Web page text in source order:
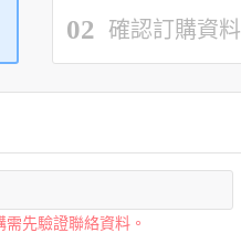
02 確認訂購資料
先驗證聯絡資料。